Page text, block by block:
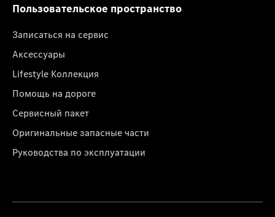
Пользовательское пространство
Записаться на сервис
Аксессуары
Lifestyle Коллекция
Помощь на дороге
Сервисный пакет
Оригинальные запасные части
Руководства по эксплуатации